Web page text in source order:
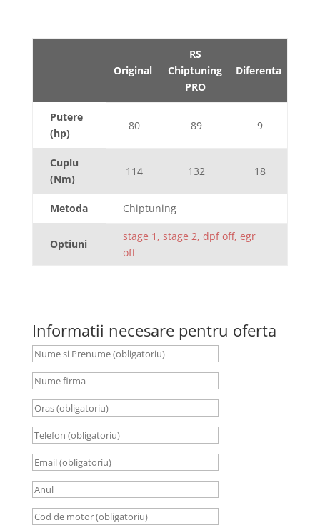
Original
RS
Chiptuning
PRO
Diferenta
Putere
(hp)
80 89 9
Cuplu
(Nm)
114 132 18
Metoda Chiptuning
Optiuni
stage 1, stage 2, dpf off, egr
off
Informatii necesare pentru oferta